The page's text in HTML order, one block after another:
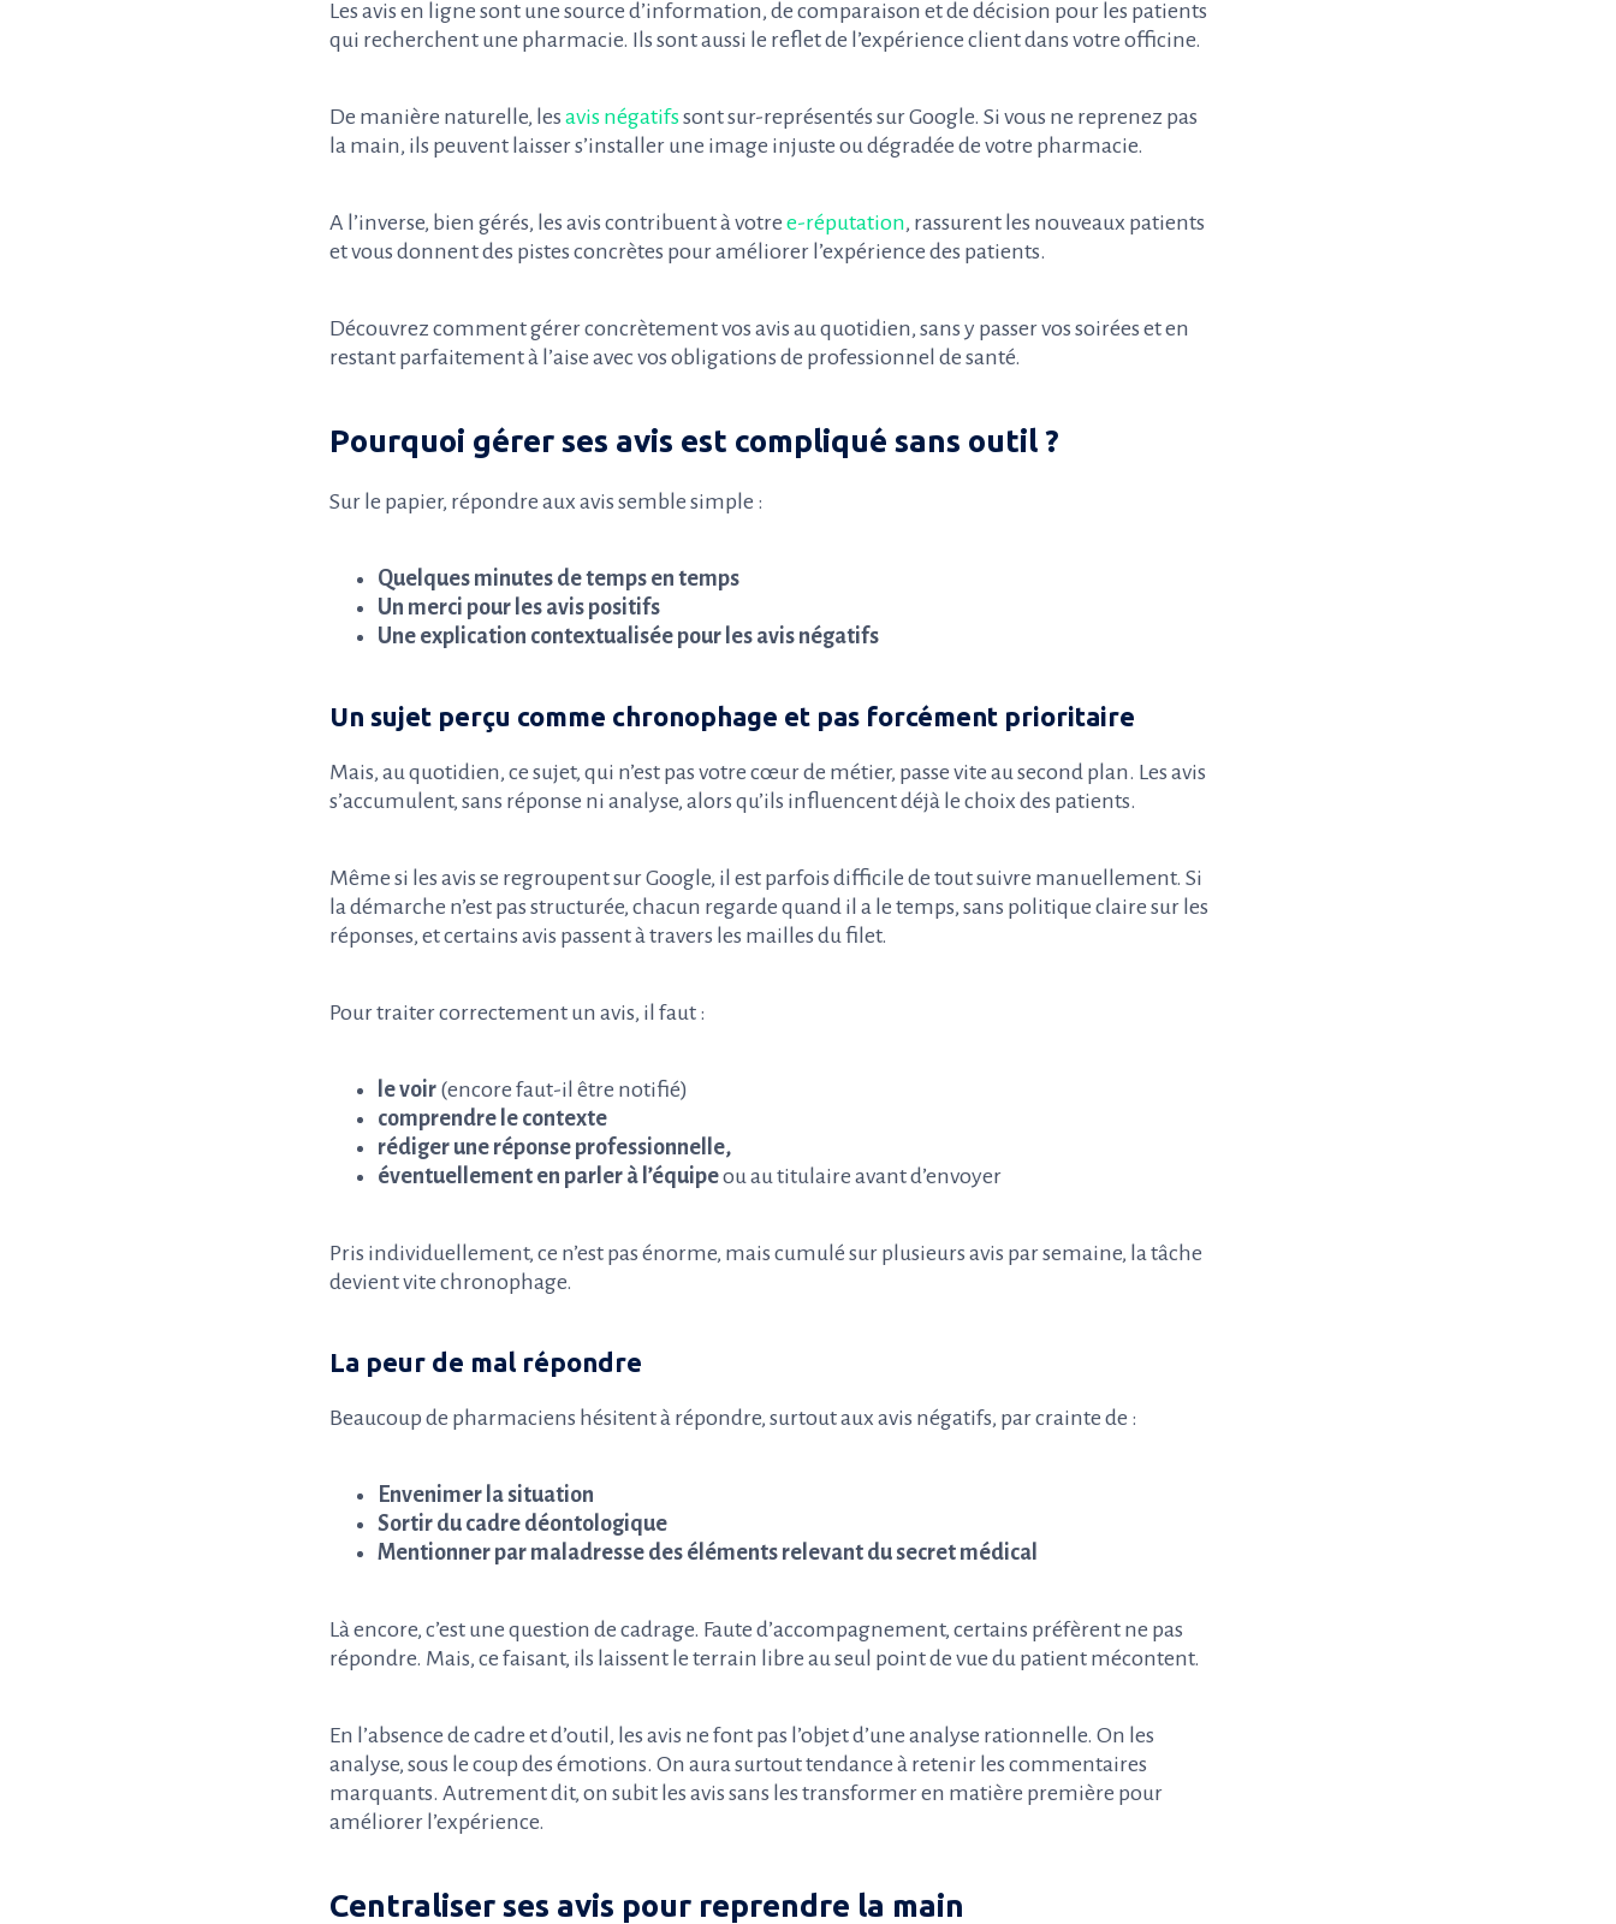
Les avis en ligne sont une source d’information, de comparaison et de décision pour les patients
qui recherchent une pharmacie. Ils sont aussi le reflet de l’expérience client dans votre officine.
De manière naturelle, les avis négatifssont sur-représentés sur Google. Si vous ne reprenez pas
la main, ils peuvent laisser s’installer une image injuste ou dégradée de votre pharmacie.
A l’inverse, bien gérés, les avis contribuent à votre e-réputation, rassurent les nouveaux patients
et vous donnent des pistes concrètes pour améliorer l’expérience des patients.
Découvrez comment gérer concrètement vos avis au quotidien, sans y passer vos soirées et en
restant parfaitement à l’aise avec vos obligations de professionnel de santé.
Pourquoi gérer ses avis est compliqué sans outil ?
Sur le papier, répondre aux avis semble simple :
Quelques minutes de temps en temps
Un merci pour les avis positifs
Une explication contextualisée pour les avis négatifs
Un sujet perçu comme chronophage et pas forcément prioritaire
Mais, au quotidien, ce sujet, qui n’est pas votre cœur de métier, passe vite au second plan. Les avis
s’accumulent, sans réponse ni analyse, alors qu’ils influencent déjà le choix des patients.
Même si les avis se regroupent sur Google, il est parfois difficile de tout suivre manuellement. Si
la démarche n’est pas structurée, chacun regarde quand il a le temps, sans politique claire sur les
réponses, et certains avis passent à travers les mailles du filet.
Pour traiter correctement un avis, il faut :
le voir(encore faut-il être notifié)
comprendre le contexte
rédiger une réponse professionnelle,
éventuellement en parler à l’équipeou au titulaire avant d’envoyer
Pris individuellement, ce n’est pas énorme, mais cumulé sur plusieurs avis par semaine, la tâche
devient vite chronophage.
La peur de mal répondre
Beaucoup de pharmaciens hésitent à répondre, surtout aux avis négatifs, par crainte de :
Envenimer la situation
Sortir du cadre déontologique
Mentionner par maladresse des éléments relevant du secret médical
Là encore, c’est une question de cadrage. Faute d’accompagnement, certains préfèrent ne pas
répondre. Mais, ce faisant, ils laissent le terrain libre au seul point de vue du patient mécontent.
En l’absence de cadre et d’outil, les avis ne font pas l’objet d’une analyse rationnelle. On les
analyse, sous le coup des émotions. On aura surtout tendance à retenir les commentaires
marquants. Autrement dit, on subit les avis sans les transformer en matière première pour
améliorer l’expérience.
Centraliser ses avis pour reprendre la main